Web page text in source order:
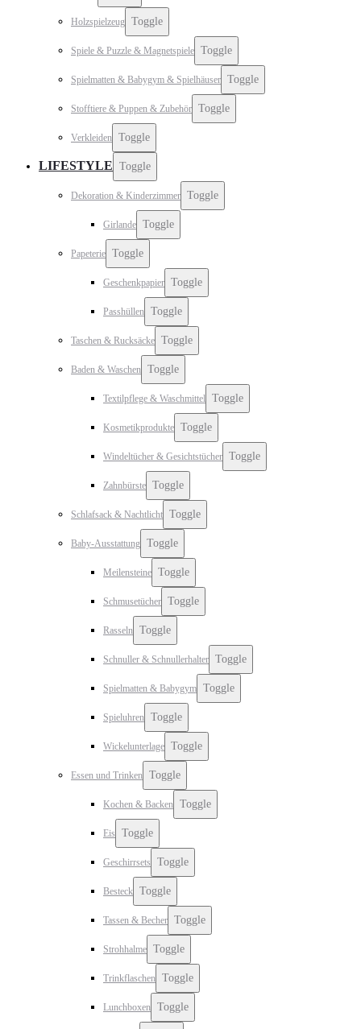
Holzspielzeug Toggle
Spiele & Puzzle & Magnetspiele Toggle
Spielmatten & Babygym & Spielhäuser Toggle
Stofftiere & Puppen & Zubehör Toggle
Verkleiden Toggle
LIFESTYLE Toggle
Dekoration & Kinderzimmer Toggle
Girlande Toggle
Papeterie Toggle
Geschenkpapier Toggle
Passhüllen Toggle
Taschen & Rucksäcke Toggle
Baden & Waschen Toggle
Textilpflege & Waschmittel Toggle
Kosmetikprodukte Toggle
Windeltücher & Gesichtstücher Toggle
Zahnbürste Toggle
Schlafsack & Nachtlicht Toggle
Baby-Ausstattung Toggle
Meilensteine Toggle
Schmusetücher Toggle
Rasseln Toggle
Schnuller & Schnullerhalter Toggle
Spielmatten & Babygym Toggle
Spieluhren Toggle
Wickelunterlage Toggle
Essen und Trinken Toggle
Kochen & Backen Toggle
Eis Toggle
Geschirrsets Toggle
Besteck Toggle
Tassen & Becher Toggle
Strohhalme Toggle
Trinkflaschen Toggle
Lunchboxen Toggle